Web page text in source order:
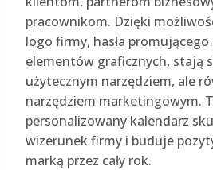
pracownikom. Dzięki
logo firmy, hasła
elementów graficznych, stają
użytecznym narzędziem, ale
narzędziem marketingowym.
personalizowany kalendarz
wizerunek firmy i buduje
marką przez cały rok.